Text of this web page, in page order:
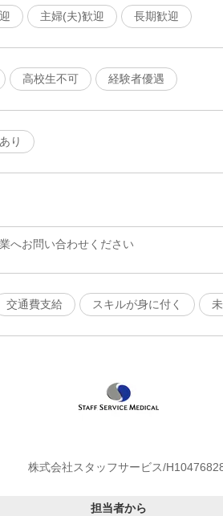
主婦(夫)歓迎 長期歓迎
高校生不可 経験者優遇
り
へお問い合わせください
交通費支給 スキルが身に付く
株式会社スタッフサービス/
担当者から